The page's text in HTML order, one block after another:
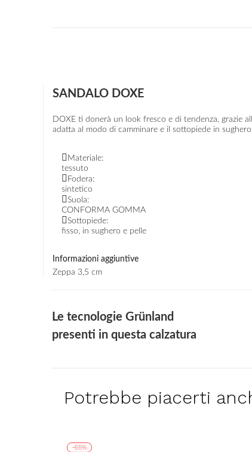
SANDALO DOXE
DOXE ti donerà un look fresco e di tendenza, grazie
adatta al modo di camminare e il sottopiede in
Materiale:
tessuto
Fodera:
sintetico
Suola:
CONFORMA GOMMA
Sottopiede:
fisso, in sughero e pelle
Informazioni aggiuntive
Zeppa 3,5 cm
Le tecnologie Grünland
presenti in questa calzatura
Potrebbe piacerti
-65%